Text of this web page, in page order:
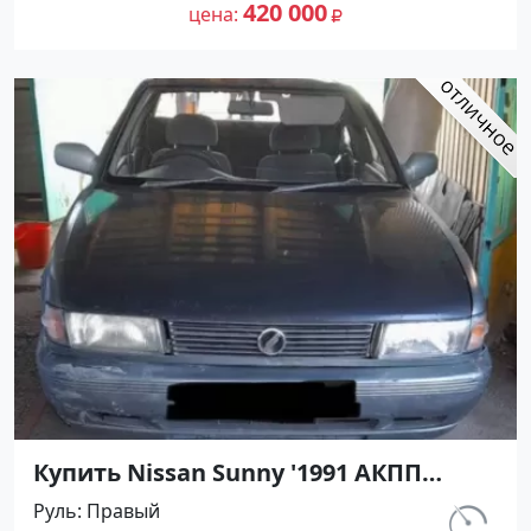
цена 420 000
Купить Nissan Sunny '1991 АКПП
(1400/75 л.с.) Бензин инжектор
Руль Правый